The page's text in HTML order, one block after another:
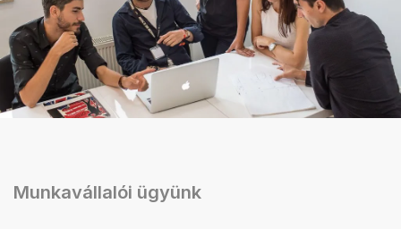
Munkavállalói ügyünk